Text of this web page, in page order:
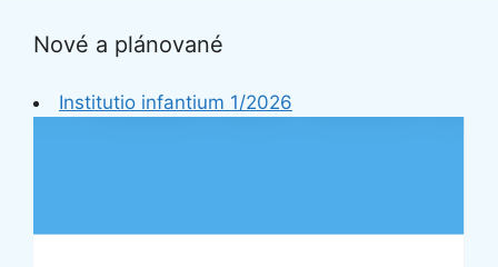
Nové a plánované
Institutio infantium 1/2026